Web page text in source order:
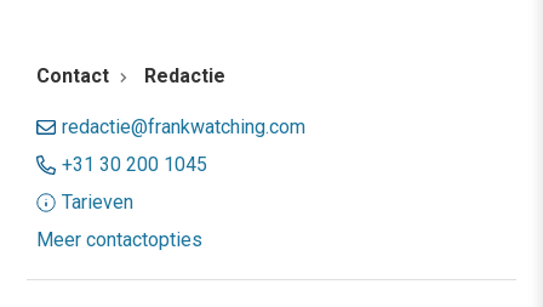
Contact Redactie
redactie@frankwatching.com
+31 30 200 1045
Tarieven
Meer contactopties